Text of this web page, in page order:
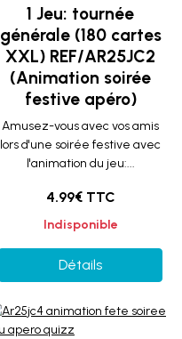
1 Jeu: tournée
générale (180 cartes
XXL) REF/AR25JC2
(Animation soirée
festive apéro)
Amusez-vous avec vos amis
lors d'une soirée festive avec
l'animation du jeu:...
4.99€ TTC
Indisponible
Détails